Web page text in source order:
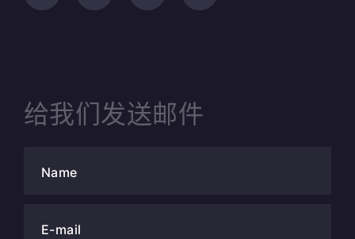
给我们发送邮件
Name
E-mail